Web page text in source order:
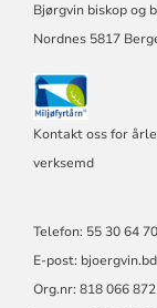
Bjørgvin biskop og
Nordnes 5817
Kontakt oss for
verksemd
Telefon: 55 30 64 70
E-post:
Org.nr: 818 066 872